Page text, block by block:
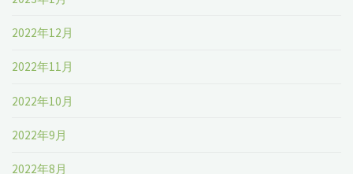
2022年12月
2022年11月
2022年10月
2022年9月
2022年8月